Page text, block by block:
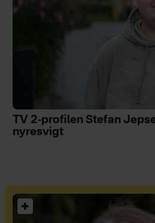
TV 2-profilen Stefan
nyresvigt